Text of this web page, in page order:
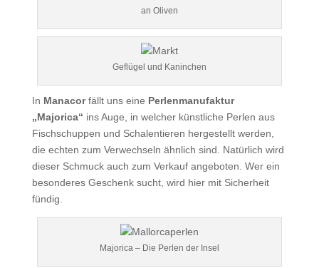
an Oliven
Geflügel und Kaninchen
In Manacorfällt uns eine Perlenmanufaktur
„Majorica“ ins Auge, in welcher künstliche Perlen aus
Fischschuppen und Schalentieren hergestellt werden,
die echten zum Verwechseln ähnlich sind. Natürlich wird
dieser Schmuck auch zum Verkauf angeboten. Wer ein
besonderes Geschenk sucht, wird hier mit Sicherheit
fündig.
Majorica – Die Perlen der Insel